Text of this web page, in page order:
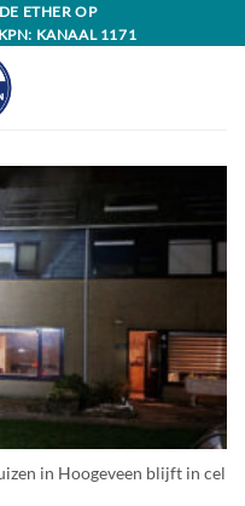
ETHER OP
KANAAL 1171
in Hoogeveen blijft in cel